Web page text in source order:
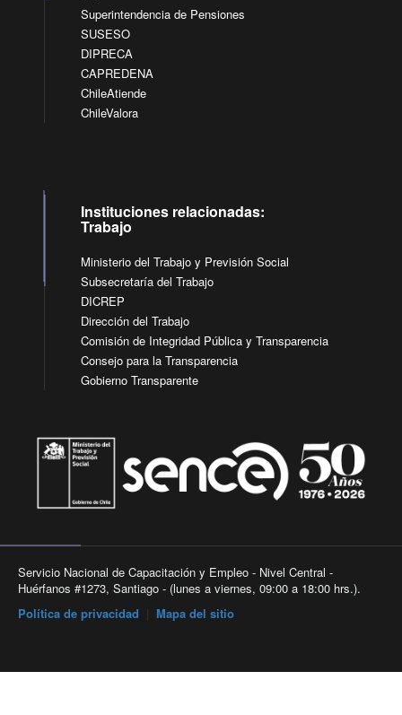
Superintendencia de Pensiones
SUSESO
DIPRECA
CAPREDENA
ChileAtiende
ChileValora
Instituciones relacionadas:
Trabajo
Ministerio del Trabajo y Previsión Social
Subsecretaría del Trabajo
DICREP
Dirección del Trabajo
Comisión de Integridad Pública y Transparencia
Consejo para la Transparencia
Gobierno Transparente
Servicio Nacional de Capacitación y Empleo - Nivel Central -
Huérfanos #1273, Santiago - (lunes a viernes, 09:00 a 18:00 hrs.).
Política de privacidad
Mapa del sitio